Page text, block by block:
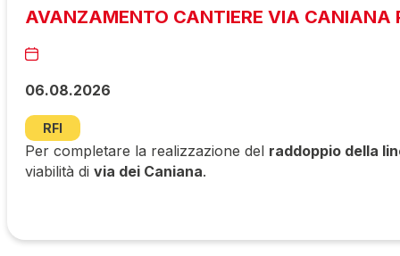
AVANZAMENTO CANTIERE VIA CANIANA
06.08.2026
RFI
Per completare la realizzazione del raddoppio della
viabilità di via dei Caniana.